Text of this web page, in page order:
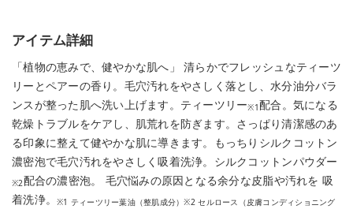
アイテム詳細
「植物の恵みで、健やかな肌へ」 清らかでフレッシュなティーツ
リーとペアーの香り。毛穴汚れをやさしく落とし、水分油分バラ
ンスが整った肌へ洗い上げます。ティーツリー※1配合。気になる
乾燥トラブルをケアし、肌荒れを防ぎます。さっぱり清潔感のあ
る印象に整えて健やかな肌に導きます。もっちりシルクコットン
濃密泡で毛穴汚れをやさしく吸着洗浄。シルクコットンパウダー
※2配合の濃密泡。 毛穴悩みの原因となる余分な皮脂や汚れを 吸
着洗浄。※1 ティーツリー葉油（整肌成分）※2 セルロース（皮膚コンディショニング